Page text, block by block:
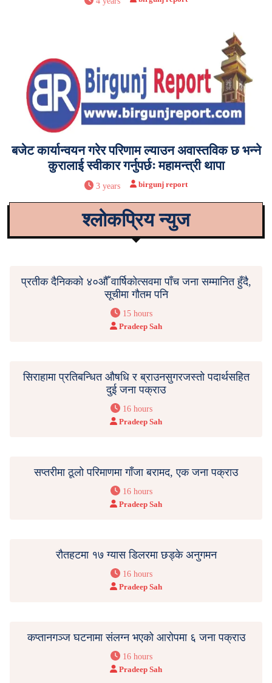
बजेट कार्यान्वयन गरेर परिणाम ल्याउन अवास्तविक छ भन्ने
कुरालाई स्वीकार गर्नुपर्छः महामन्त्री थापा
3 years birgunj report
श्लोकप्रिय न्युज
प्रतीक दैनिकको ४०औँ वार्षिकोत्सवमा पाँच जना सम्मानित हुँदै,
सूचीमा गौतम पनि
15 hours
Pradeep Sah
सिराहामा प्रतिबन्धित औषधि र ब्राउनसुगरजस्तो पदार्थसहित
दुई जना पक्राउ
16 hours
Pradeep Sah
सप्तरीमा ठूलो परिमाणमा गाँजा बरामद, एक जना पक्राउ
16 hours
Pradeep Sah
रौतहटमा १७ ग्यास डिलरमा छड्के अनुगमन
16 hours
Pradeep Sah
कप्तानगञ्ज घटनामा संलग्न भएको आरोपमा ६ जना पक्राउ
16 hours
Pradeep Sah